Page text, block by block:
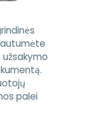
palei